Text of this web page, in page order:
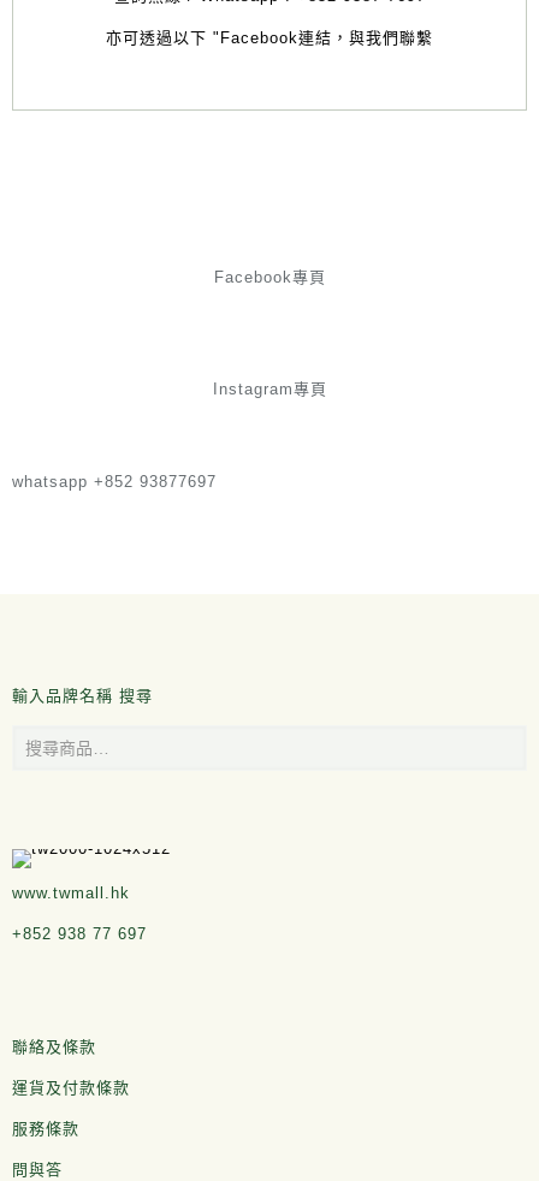
亦可透過以下 "Facebook連結，與我們聯繫
Facebook專頁
Instagram專頁
whatsapp +852 93877697
輸入品牌名稱 搜尋
www.twmall.hk
+852 938 77 697
聯絡及條款
運貨及付款條款
服務條款
問與答